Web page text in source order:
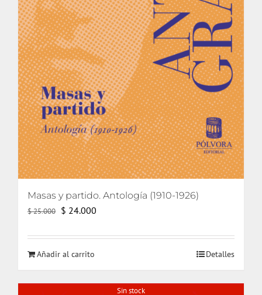
Masas y partido. Antología (1910-1926)
$25.000 El
original
era:
$ 24.000
actual
Añadir al carrito Detalles
Sin stock